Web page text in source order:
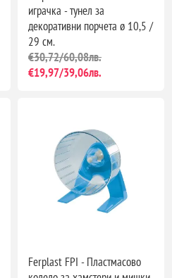
играчка - тунел за
декоративни порчета ø 10,5 /
29 см.
€30,72/60,08лв.
€19,97/39,06лв.
Ferplast FPI - Пластмасово